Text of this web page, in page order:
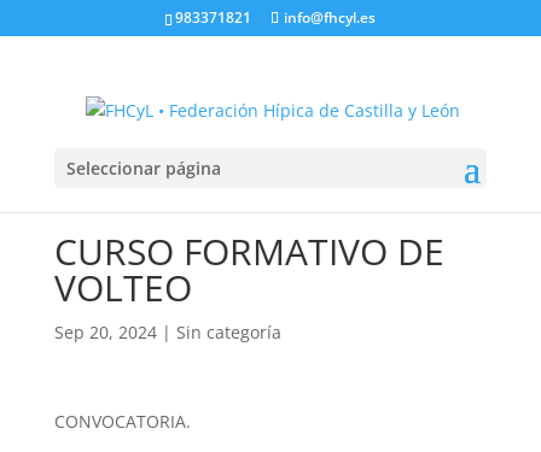
983371821 info@fhcyl.es
Seleccionar página
CURSO FORMATIVO DE
VOLTEO
Sep 20, 2024| Sin categoría
CONVOCATORIA.